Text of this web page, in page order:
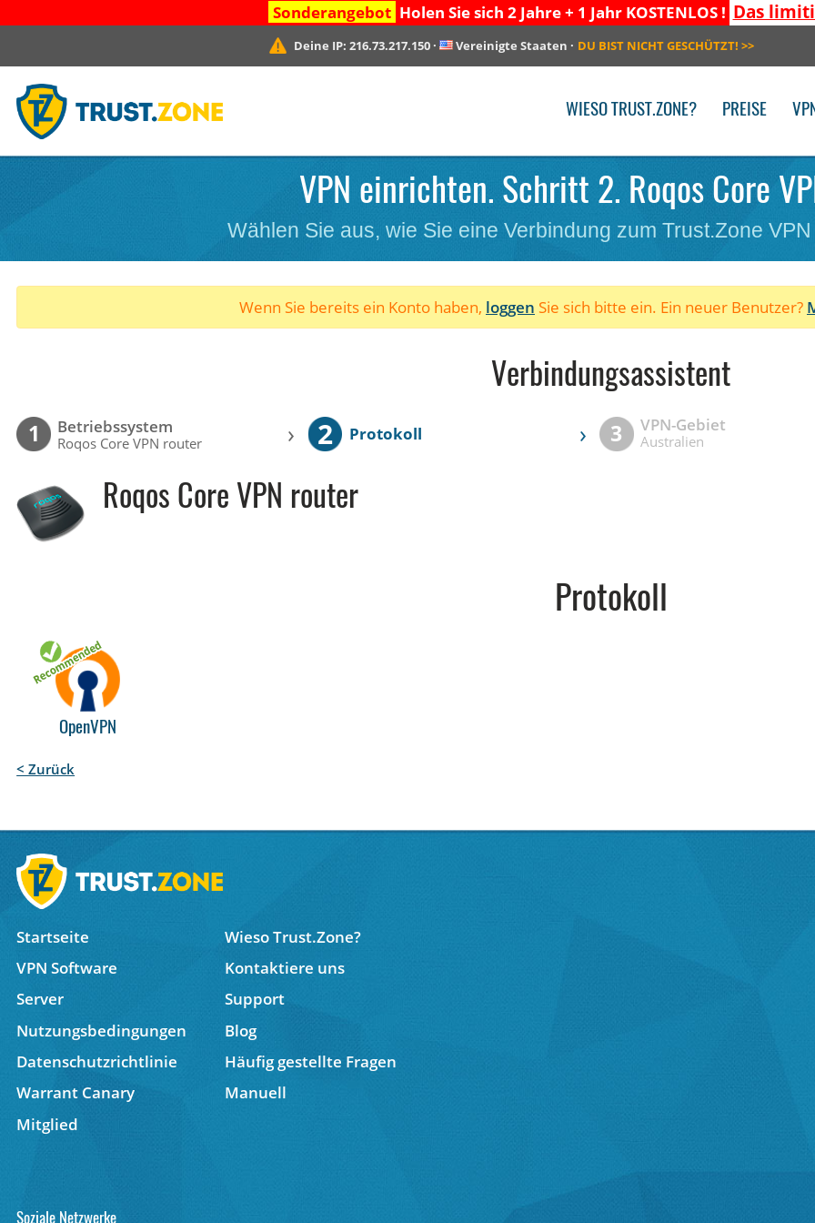
Sonderangebot Holen Sie sich 2 Jahre + 1 Jahr KOSTENLOS ! Das
Deine IP: 216.73.217.150· Vereinigte Staaten · DU BIST NICHT GESCHÜTZT! >>
WIESO TRUST.ZONE? PREISE
VPN einrichten. Schritt 2. Roqos Core
Wählen Sie aus, wie Sie eine Verbindung zum Trust.Zone
Wenn Sie bereits ein Konto haben, loggen Sie sich bitte ein. Ein neuer Benutzer?
Verbindungsassistent
1 Betriebssystem
Roqos Core VPN router › 2 Protokoll › 3 VPN-Gebiet
Australien
Roqos Core VPN router
Protokoll
OpenVPN
< Zurück
Startseite
Wieso Trust.Zone?
VPN Software
Kontaktiere uns
Server
Support
Nutzungsbedingungen
Blog
Datenschutzrichtlinie
Häufig gestellte Fragen
Warrant Canary
Manuell
Mitglied
Soziale Netzwerke